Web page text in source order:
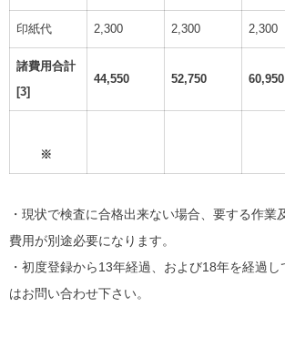
印紙代 2,300 2,300 2,300
諸費用合計
[3]
44,550 52,750 60,950
※
・現状で検査に合格出来ない場合、要する作業
費用が別途必要になります。
・初度登録から13年経過、および18年を経過
はお問い合わせ下さい。